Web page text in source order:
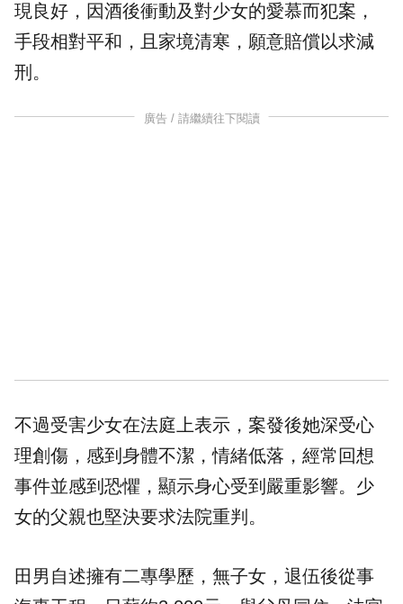
現良好，因酒後衝動及對少女的愛慕而犯案，
手段相對平和，且家境清寒，願意賠償以求減
刑。
廣告 / 請繼續往下閱讀
不過受害少女在法庭上表示，案發後她深受心
理創傷，感到身體不潔，情緒低落，經常回想
事件並感到恐懼，顯示身心受到嚴重影響。少
女的父親也堅決要求法院重判。
田男自述擁有二專學歷，無子女，退伍後從事